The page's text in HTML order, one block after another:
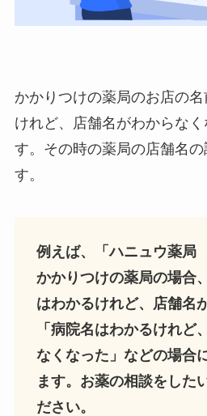
かかりつけの薬局のお店の
けれど、店舗名がわからな
す。その時の薬局の店舗名
す。
例えば、「ハニュウ薬
かかりつけの薬局の場合
はわかるけれど、店舗名
「病院名はわかるけれど
なくなった」などの場合
ます。お薬の相談をした
ださい。